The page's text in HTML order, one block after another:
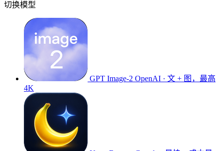
切换模型
GPT Image-2 OpenAI · 文 + 图，最高
4K